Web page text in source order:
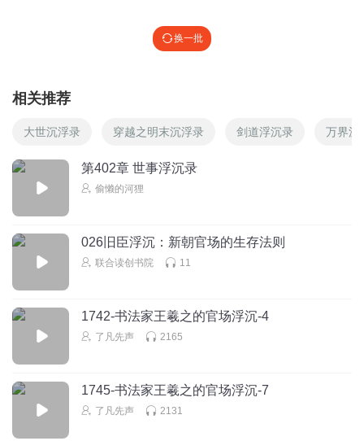
换一批
相关推荐
大世沉浮录 穿越之明末沉浮录 剑道浮沉录 万界沉
第402章 世事浮沉录
偷懒的河狸
026旧臣浮沉：新朝官场的生存法则
联合读创书院 11
1742-书法家王羲之的官场浮沉-4
了凡先声 2165
1745-书法家王羲之的官场浮沉-7
了凡先声 2131